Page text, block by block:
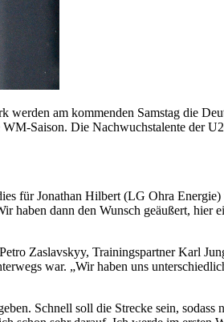
am kommenden Samstag die
Saison. Die Nachwuchstalente der
für Jonathan Hilbert (LG Ohra
dann den Wunsch geäußert, hier
Zaslavskyy, Trainingspartner Karl
war. „Wir haben uns
Schnell soll die Strecke sein,